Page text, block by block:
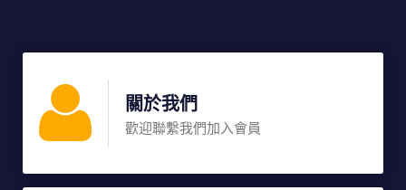
關於我們
歡迎聯繫我們加入會員